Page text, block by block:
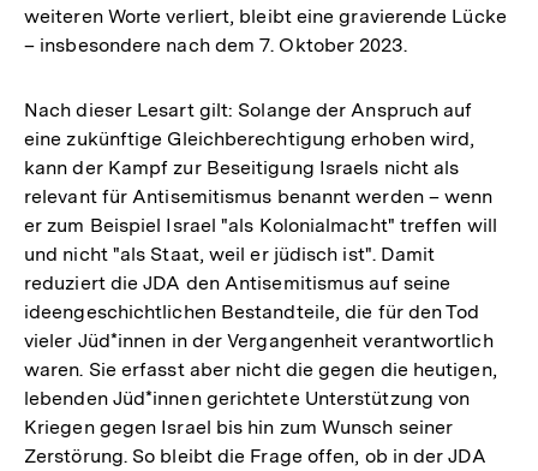
weiteren Worte verliert, bleibt eine gravierende Lücke
– insbesondere nach dem 7. Oktober 2023.
Nach dieser Lesart gilt: Solange der Anspruch auf
eine zukünftige Gleichberechtigung erhoben wird,
kann der Kampf zur Beseitigung Israels nicht als
relevant für Antisemitismus benannt werden – wenn
er zum Beispiel Israel "als Kolonialmacht" treffen will
und nicht "als Staat, weil er jüdisch ist". Damit
reduziert die JDA den Antisemitismus auf seine
ideengeschichtlichen Bestandteile, die für den Tod
vieler Jüd*innen in der Vergangenheit verantwortlich
waren. Sie erfasst aber nicht die gegen die heutigen,
lebenden Jüd*innen gerichtete Unterstützung von
Kriegen gegen Israel bis hin zum Wunsch seiner
Zerstörung. So bleibt die Frage offen, ob in der JDA